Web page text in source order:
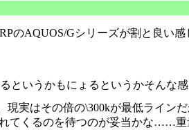
のAQUOS/Gシリーズが割と良い感
というかもにょるというかそんな感
実はその倍の\300kが最低ラインだ
てくるのを待つのが妥当かな……重